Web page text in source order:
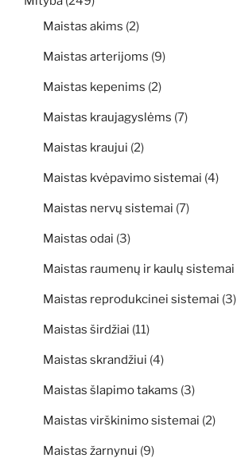
Maistas akims (2)
Maistas arterijoms (9)
Maistas kepenims (2)
Maistas kraujagyslėms (7)
Maistas kraujui (2)
Maistas kvėpavimo sistemai (4)
Maistas nervų sistemai (7)
Maistas odai (3)
Maistas raumenų ir kaulų sistemai
Maistas reprodukcinei sistemai (3)
Maistas širdžiai (11)
Maistas skrandžiui (4)
Maistas šlapimo takams (3)
Maistas virškinimo sistemai (2)
Maistas žarnynui (9)